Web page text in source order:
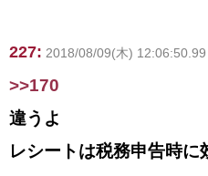
227: 2018/08/09(木)
>>170
違うよ
レシートは税務申告時